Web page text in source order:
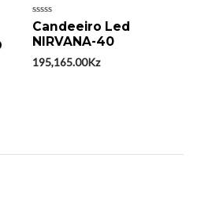
Avaliação
0
de
5
Candeeiro Led
NIRVANA-40
195,165.00Kz